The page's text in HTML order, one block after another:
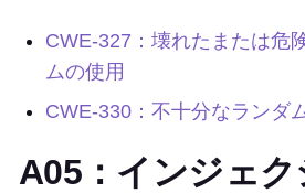
CWE-327：壊れたまたは危
ムの使用
CWE-330：不十分なランダ
A05：インジェク